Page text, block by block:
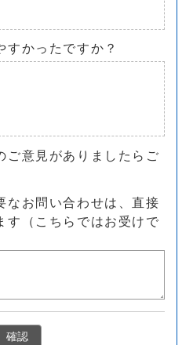
すかったですか？
ご意見がありましたらご
なお問い合わせは、直接
す（こちらではお受けで
確認